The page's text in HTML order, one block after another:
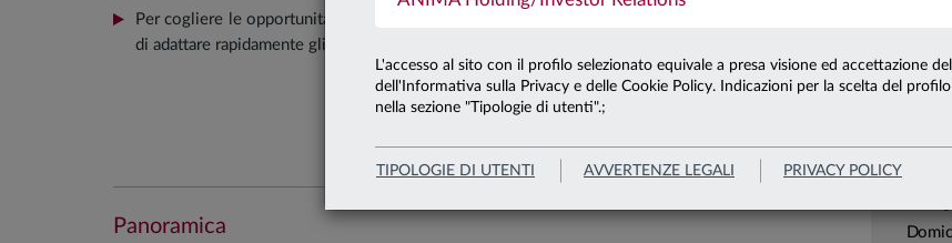
L'accesso al sito con il profilo selezionato equivale a presa visione ed accettazione
dell'Informativa sulla Privacy e delle Cookie Policy. Indicazioni per la scelta del
nella sezione "Tipologie di utenti".;
TIPOLOGIE DI UTENTI AVVERTENZE LEGALI PRIVACY POLICY
Linea
Per cogliere le opportunità di crescita, grazie a una strategia flessibile che permette al gestore
di adattare rapidamente gli investiment alle diverse fasi di mercato.
Panoramica